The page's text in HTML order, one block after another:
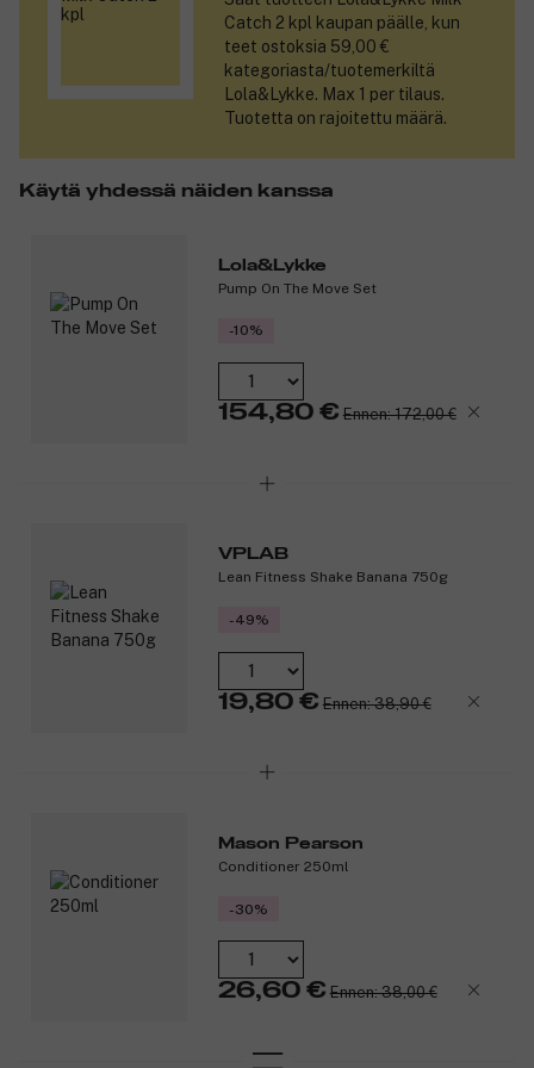
Tuotenumero:
Catch 2 kpl
kaupan päälle, kun
teet ostoksia 59,00 €
kategoriasta/tuotemerkiltä
Lola&Lykke. Max 1 per tilaus.
Tuotetta on rajoitettu määrä.
Käytä yhdessä näiden kanssa
Lola&Lykke
Pump On The Move Set
-10%
154,80 € Ennen: 172,00 €
VPLAB
Lean Fitness Shake Banana 750g
-49%
19,80 € Ennen: 38,90 €
Mason Pearson
Conditioner 250ml
-30%
26,60 € Ennen: 38,00 €